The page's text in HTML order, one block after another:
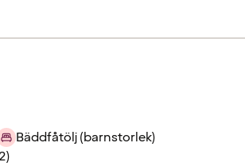
Bäddfåtölj (barnstorlek)